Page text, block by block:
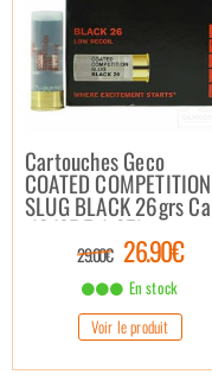
Cartouches Geco
COATED COMPETITION
SLUG BLACK 26grs
.12/67,5 (x25)
29.00€ 26.90€
En stock
Voir le produit